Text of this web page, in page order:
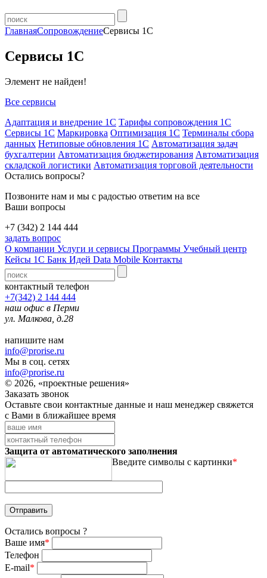
ГлавнаяСопровождениеСервисы 1С
Сервисы 1С
Элемент не найден!
Все сервисы
Адаптация и внедрение 1С Тарифы сопровождения 1С
Сервисы 1С Маркировка Оптимизация 1С Терминалы сбора
данных Нетиповые обновления 1С Автоматизация задач
бухгалтерии Автоматизация бюджетирования Автоматизация
складской логистики Автоматизация торговой деятельности
Остались вопросы?
Позвоните нам и мы с радостью ответим на все
Ваши вопросы
+7 (342) 2 144 444
задать вопрос
О компании Услуги и сервисы Программы Учебный центр
Кейсы 1С Банк Идей Data Mobile Контакты
контактный телефон
+7(342) 2 144 444
наш офис в Перми
ул. Малкова, д.28
напишите нам
info@prorise.ru
Мы в соц. сетях
info@prorise.ru
© 2026, «проектные решения»
Заказать звонок
Оставьте свои контактные данные и наш менеджер свяжется
с Вами в ближайшее время
Защита от автоматического заполнения
Введите символы с картинки*
Остались вопросы ?
Ваше имя*
Телефон
E-mail*